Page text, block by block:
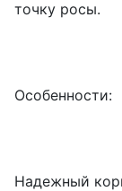
точку росы.
Особенности:
Надежный